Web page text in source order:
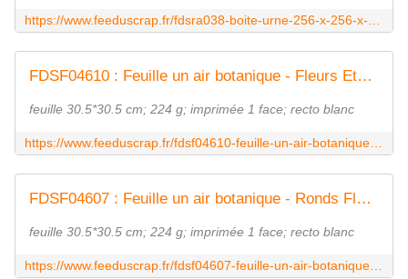
FDSF04610 : Feuille un air botanique - Fleurs Etoilées Vertes FEE DU SCRAP
feuille 30.5*30.5 cm; 224 g; imprimée 1 face; recto blanc
FDSF04607 : Feuille un air botanique - Ronds Fleurs Menthe FEE DU SCRAP
feuille 30.5*30.5 cm; 224 g; imprimée 1 face; recto blanc